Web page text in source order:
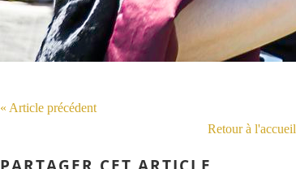
« Article précédent
Retour à l'accueil